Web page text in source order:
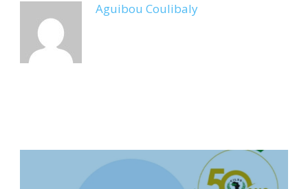
Aguibou Coulibaly